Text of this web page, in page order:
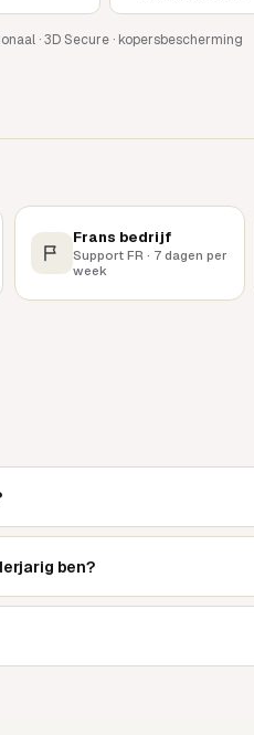
· 3D Secure · kopersbescherming
Frans bedrijf
Support FR · 7 dagen per
week
ben?